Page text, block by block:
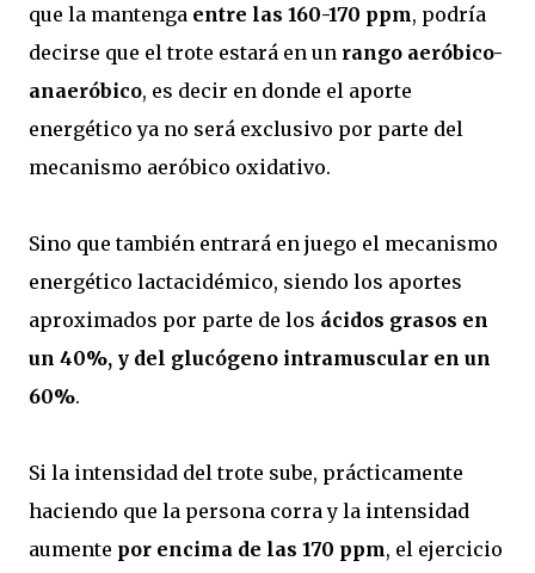
que la mantenga entre las 160-170 ppm, podría
decirse que el trote estará en un rango aeróbico-
anaeróbico, es decir en donde el aporte
energético ya no será exclusivo por parte del
mecanismo aeróbico oxidativo.
Sino que también entrará en juego el mecanismo
energético lactacidémico, siendo los aportes
aproximados por parte de los ácidos grasos en
un 40%, y del glucógeno intramuscular en un
60%.
Si la intensidad del trote sube, prácticamente
haciendo que la persona corra y la intensidad
aumente por encima de las 170 ppm, el ejercicio